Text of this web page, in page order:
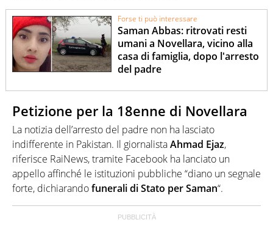
Forse ti può interessare
Saman Abbas: ritrovati resti
umani a Novellara, vicino alla
casa di famiglia, dopo l'arresto
del padre
Petizione per la 18enne di Novellara
La notizia dell’arresto del padre non ha lasciato
indifferente in Pakistan. Il giornalistaAhmad Ejaz,
riferisce RaiNews, tramite Facebook ha lanciato un
appello affinché le istituzioni pubbliche “diano un segnale
forte, dichiarandofunerali di Stato per Saman“.